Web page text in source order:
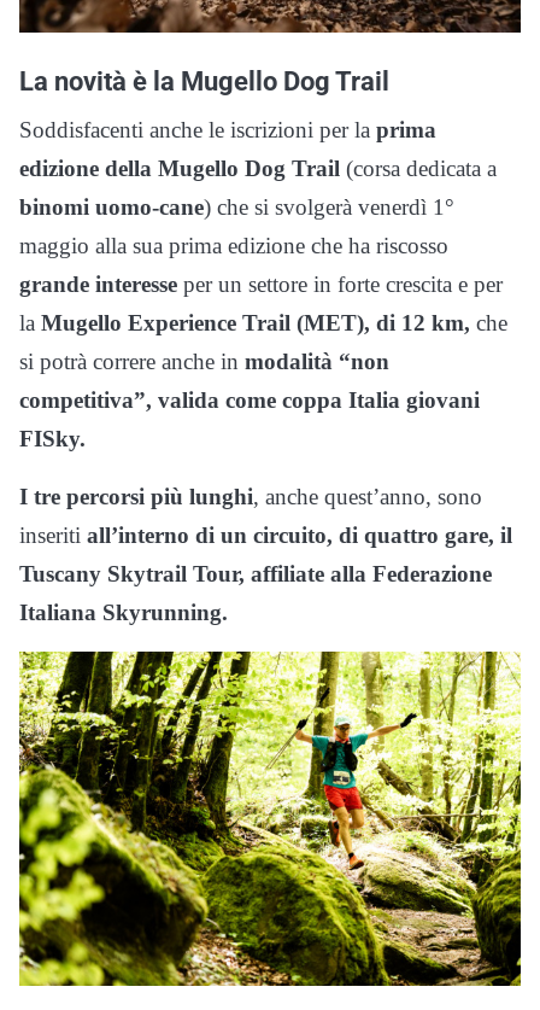
La novità è la Mugello Dog Trail
Soddisfacenti anche le iscrizioni per la prima
edizione della Mugello Dog Trail (corsa dedicata a
binomi uomo-cane) che si svolgerà venerdì 1°
maggio alla sua prima edizione che ha riscosso
grande interesse per un settore in forte crescita e per
la Mugello Experience Trail (MET), di 12 km, che
si potrà correre anche in modalità “non
competitiva”, valida come coppa Italia giovani
FISky.
I tre percorsi più lunghi, anche quest’anno, sono
inseriti all’interno di un circuito, di quattro gare, il
Tuscany Skytrail Tour, affiliate alla Federazione
Italiana Skyrunning.